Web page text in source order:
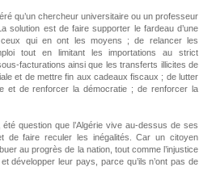
qu’un chercheur universitaire ou un professeur
solution est de faire supporter le fardeau d’une
qui en ont les moyens ; de relancer les
tout en limitant les importations au strict
facturations ainsi que les transferts illicites de
et de mettre fin aux cadeaux fiscaux ; de lutter
et de renforcer la démocratie ; de renforcer la
question que l’Algérie vive au-dessus de ses
de faire reculer les inégalités. Car un citoyen
au progrès de la nation, tout comme l’injustice
développer leur pays, parce qu’ils n’ont pas de